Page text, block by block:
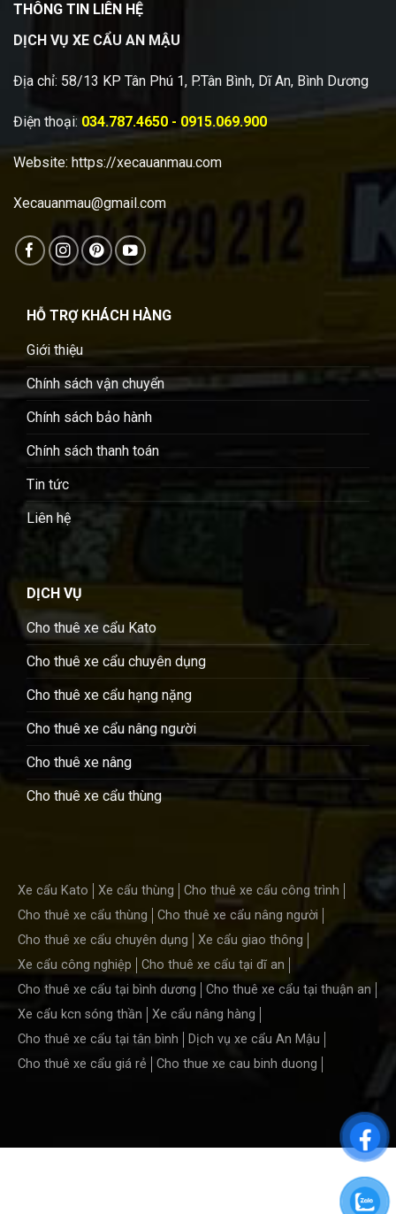
THÔNG TIN LIÊN HỆ
DỊCH VỤ XE CẨU AN MẬU
Địa chỉ: 58/13 KP Tân Phú 1, P.Tân Bình, Dĩ An, Bình Dương
Điện thoại: 034.787.4650 - 0915.069.900
Website: https://xecauanmau.com
Xecauanmau@gmail.com
HỖ TRỢ KHÁCH HÀNG
Giới thiệu
Chính sách vận chuyển
Chính sách bảo hành
Chính sách thanh toán
Tin tức
Liên hệ
DỊCH VỤ
Cho thuê xe cẩu Kato
Cho thuê xe cẩu chuyên dụng
Cho thuê xe cẩu hạng nặng
Cho thuê xe cẩu nâng người
Cho thuê xe nâng
Cho thuê xe cẩu thùng
Xe cẩu Kato Xe cẩu thùng
Cho thuê xe cẩu công trình
Cho thuê xe cẩu thùng
Cho thuê xe cẩu nâng người
Cho thuê xe cẩu chuyên dụng
Xe cẩu giao thông
Xe cẩu công nghiệp
Cho thuê xe cẩu tại dĩ an
Cho thuê xe cẩu tại bình dương
Cho thuê xe cẩu tại thuận an
Xe cẩu kcn sóng thần
Xe cẩu nâng hàng
Cho thuê xe cẩu tại tân bình
Dịch vụ xe cẩu An Mậu
Cho thuê xe cẩu giá rẻ
Cho thue xe cau binh duong